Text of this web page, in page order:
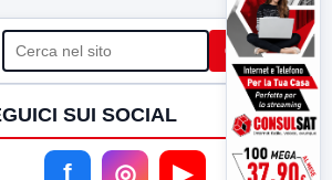
Cerca
SUI SOCIAL
f ◎ ▶